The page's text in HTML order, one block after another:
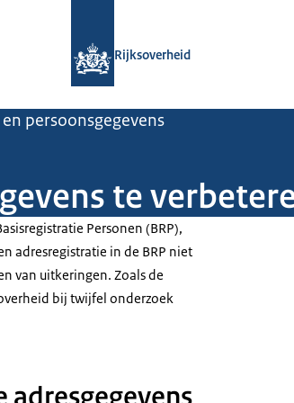
Rijksoverheid
en persoonsgegevens
te
Personen (BRP),
adresregistratie in de BRP niet
van uitkeringen. Zoals de
bij twijfel onderzoek